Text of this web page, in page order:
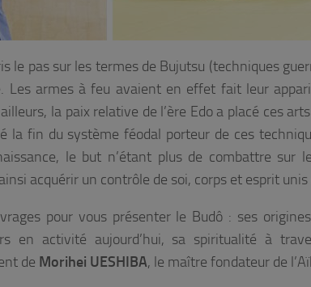
le pas sur les termes de Bujutsu (techniques
Les armes à feu avaient en effet fait leur
la paix relative de l’ère Edo a placé ces
la fin du système féodal porteur de ces
le but n’étant plus de combattre sur
acquérir un contrôle de soi, corps et esprit
pour vous présenter le Budô : ses
en activité aujourd’hui, sa spiritualité à
de Morihei UESHIBA, le maître fondateur de